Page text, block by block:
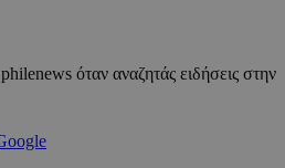
όταν αναζητάς ειδήσεις στην